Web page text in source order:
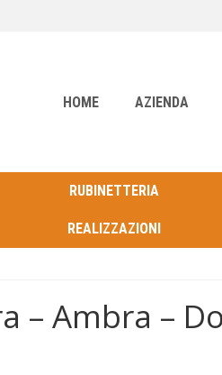
HOME AZIENDA
RUBINETTERIA
REALIZZAZIONI
– Ambra –